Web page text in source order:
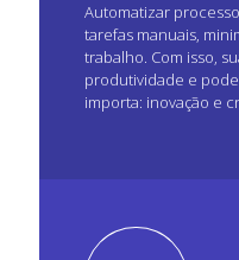
Automatizar
tarefas manuais,
trabalho. Com isso,
produtividade e
importa: inovação e